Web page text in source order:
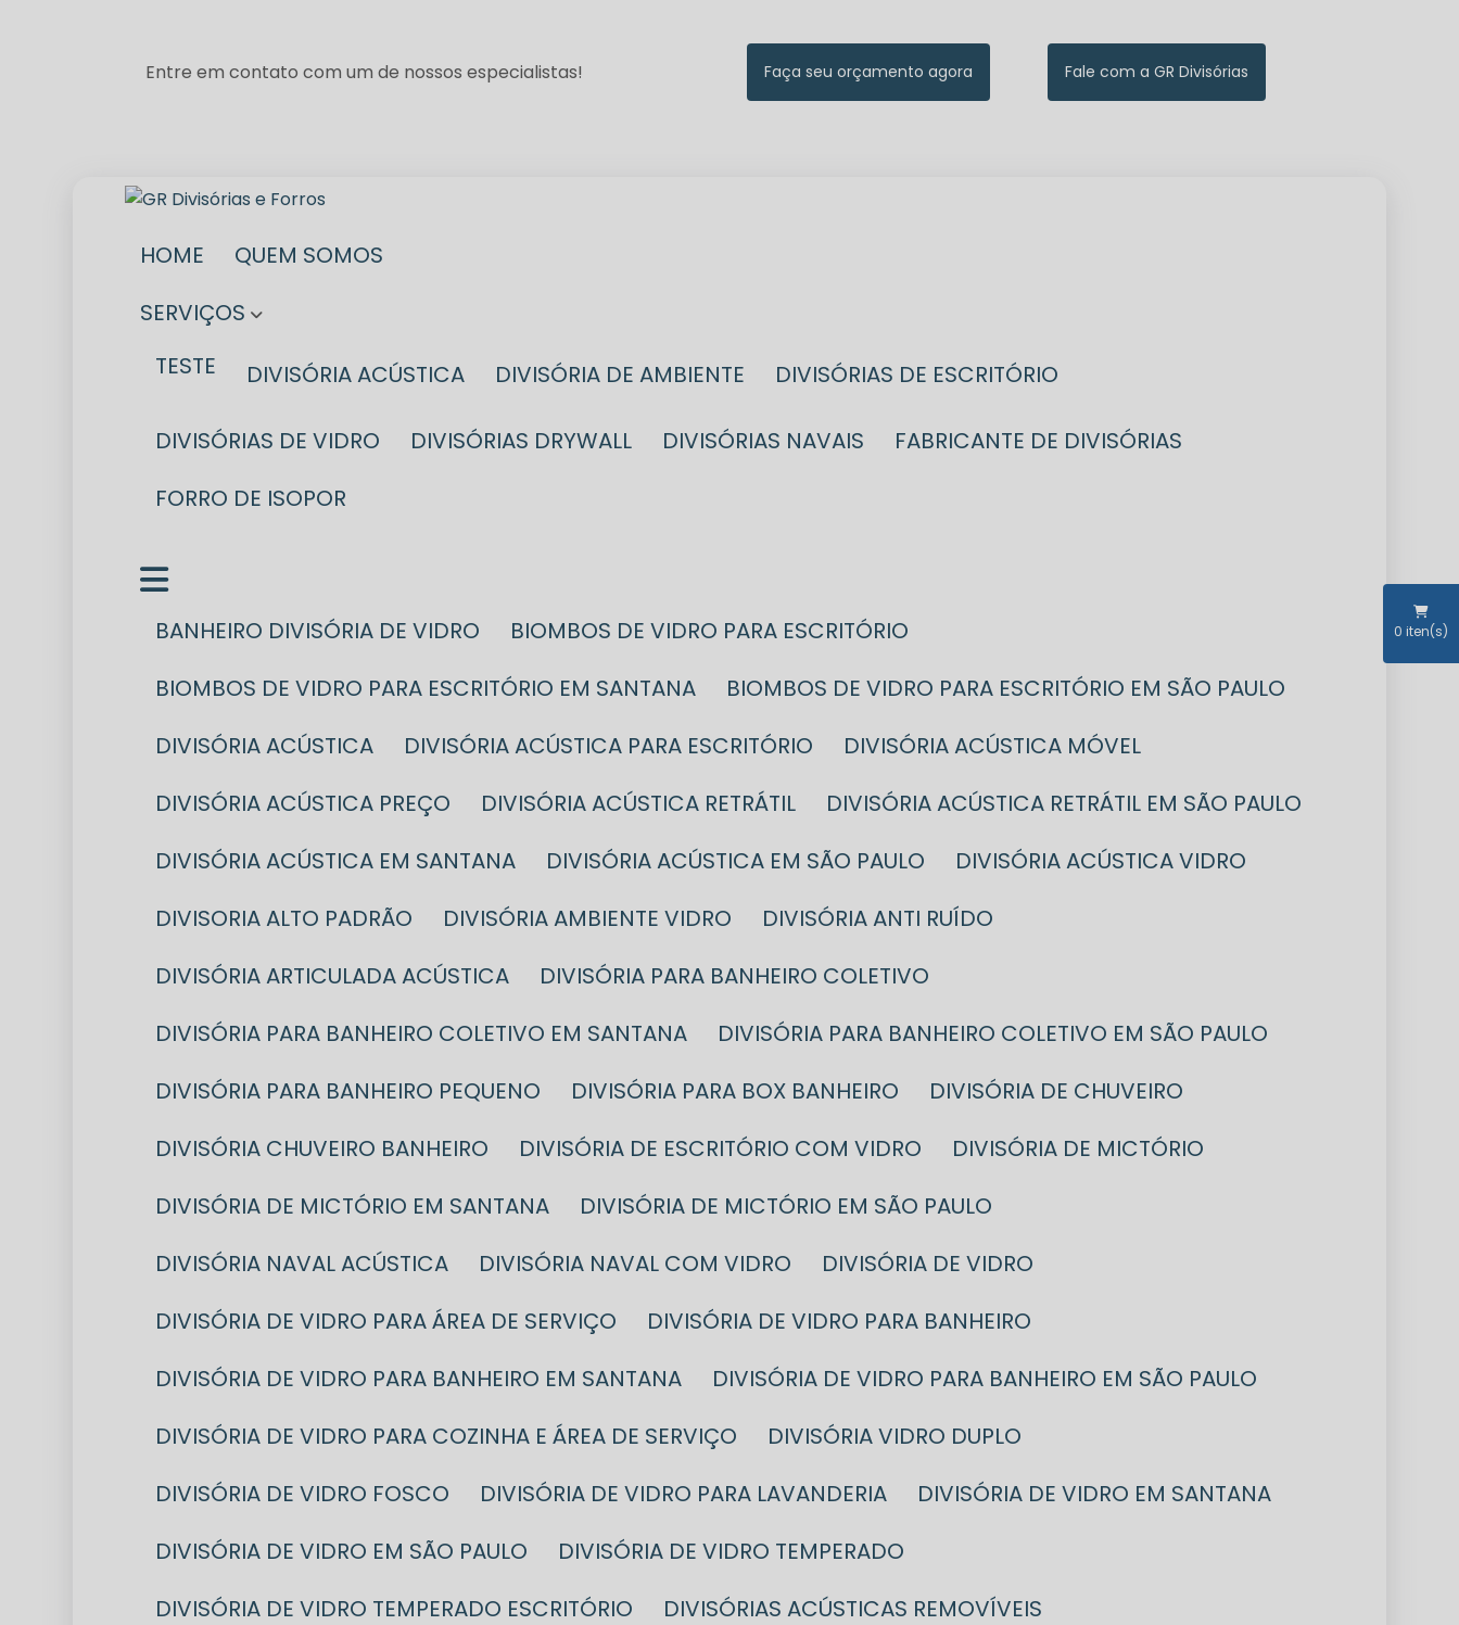
Entre em contato com um de nossos especialistas! Faça seu orçamento agora Fale com a GR Divisórias
HOME
QUEM SOMOS
SERVIÇOS
TESTE
DIVISÓRIA ACÚSTICA DIVISÓRIA DE AMBIENTE DIVISÓRIAS DE ESCRITÓRIO
DIVISÓRIAS DE VIDRO DIVISÓRIAS DRYWALL DIVISÓRIAS NAVAIS
FABRICANTE DE DIVISÓRIAS
FORRO DE ISOPOR
BANHEIRO DIVISÓRIA DE VIDRO
BIOMBOS DE VIDRO PARA ESCRITÓRIO
BIOMBOS DE VIDRO PARA ESCRITÓRIO EM SANTANA
BIOMBOS DE VIDRO PARA ESCRITÓRIO EM SÃO PAULO
DIVISÓRIA ACÚSTICA
DIVISÓRIA ACÚSTICA PARA ESCRITÓRIO
DIVISÓRIA ACÚSTICA MÓVEL
DIVISÓRIA ACÚSTICA PREÇO
DIVISÓRIA ACÚSTICA RETRÁTIL
DIVISÓRIA ACÚSTICA RETRÁTIL EM SÃO PAULO
DIVISÓRIA ACÚSTICA EM SANTANA
DIVISÓRIA ACÚSTICA EM SÃO PAULO
DIVISÓRIA ACÚSTICA VIDRO
DIVISORIA ALTO PADRÃO
DIVISÓRIA AMBIENTE VIDRO
DIVISÓRIA ANTI RUÍDO
DIVISÓRIA ARTICULADA ACÚSTICA
DIVISÓRIA PARA BANHEIRO COLETIVO
DIVISÓRIA PARA BANHEIRO COLETIVO EM SANTANA
DIVISÓRIA PARA BANHEIRO COLETIVO EM SÃO PAULO
DIVISÓRIA PARA BANHEIRO PEQUENO
DIVISÓRIA PARA BOX BANHEIRO
DIVISÓRIA DE CHUVEIRO
DIVISÓRIA CHUVEIRO BANHEIRO
DIVISÓRIA DE ESCRITÓRIO COM VIDRO
DIVISÓRIA DE MICTÓRIO
DIVISÓRIA DE MICTÓRIO EM SANTANA
DIVISÓRIA DE MICTÓRIO EM SÃO PAULO
DIVISÓRIA NAVAL ACÚSTICA
DIVISÓRIA NAVAL COM VIDRO
DIVISÓRIA DE VIDRO
DIVISÓRIA DE VIDRO PARA ÁREA DE SERVIÇO
DIVISÓRIA DE VIDRO PARA BANHEIRO
DIVISÓRIA DE VIDRO PARA BANHEIRO EM SANTANA
DIVISÓRIA DE VIDRO PARA BANHEIRO EM SÃO PAULO
DIVISÓRIA DE VIDRO PARA COZINHA E ÁREA DE SERVIÇO
DIVISÓRIA VIDRO DUPLO
DIVISÓRIA DE VIDRO FOSCO
DIVISÓRIA DE VIDRO PARA LAVANDERIA
DIVISÓRIA DE VIDRO EM SANTANA
DIVISÓRIA DE VIDRO EM SÃO PAULO
DIVISÓRIA DE VIDRO TEMPERADO
DIVISÓRIA DE VIDRO TEMPERADO ESCRITÓRIO
DIVISÓRIAS ACÚSTICAS REMOVÍVEIS
0 iten(s)